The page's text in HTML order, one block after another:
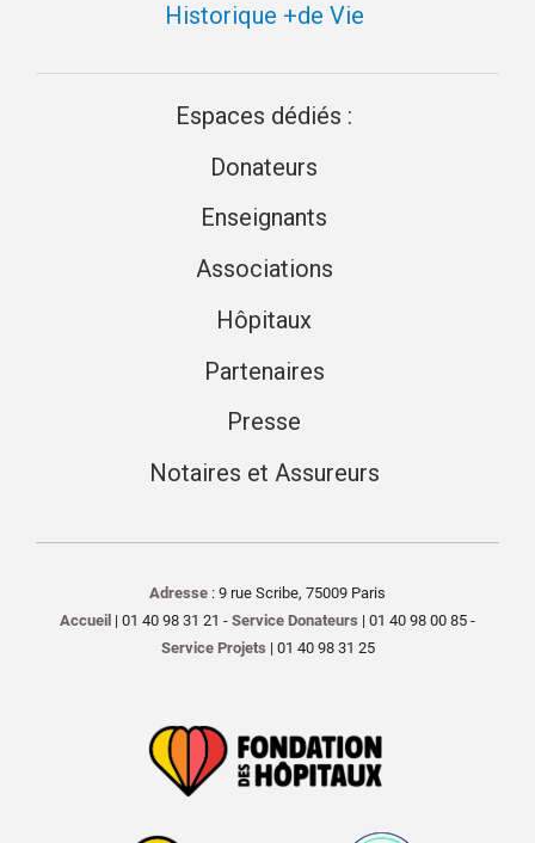
Historique +de Vie
Espaces dédiés :
Donateurs
Enseignants
Associations
Hôpitaux
Partenaires
Presse
Notaires et Assureurs
Adresse : 9 rue Scribe, 75009 Paris
Accueil | 01 40 98 31 21 - Service Donateurs | 01 40 98 00 85 -
Service Projets | 01 40 98 31 25